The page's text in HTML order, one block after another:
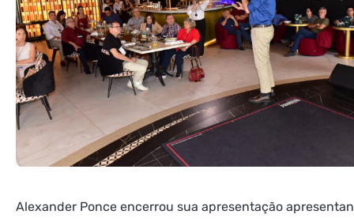
Alexander Ponce encerrou sua apresentação